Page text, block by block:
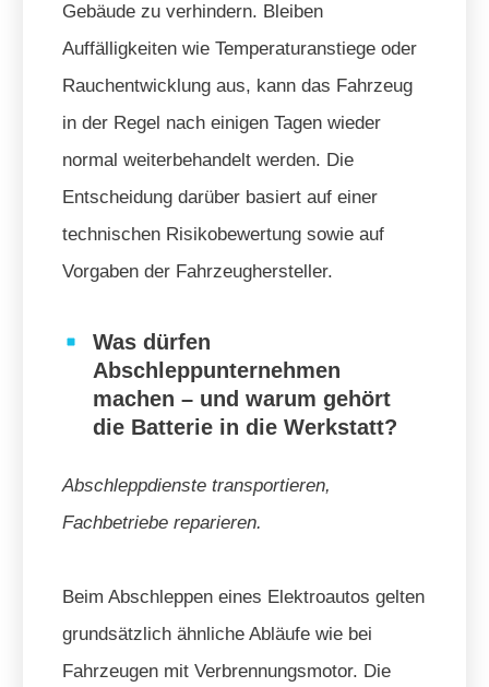
Gebäude zu verhindern. Bleiben
Auffälligkeiten wie Temperaturanstiege oder
Rauchentwicklung aus, kann das Fahrzeug
in der Regel nach einigen Tagen wieder
normal weiterbehandelt werden. Die
Entscheidung darüber basiert auf einer
technischen Risikobewertung sowie auf
Vorgaben der Fahrzeughersteller.
Was dürfen
Abschleppunternehmen
machen – und warum gehört
die Batterie in die Werkstatt?
Abschleppdienste transportieren,
Fachbetriebe reparieren.
Beim Abschleppen eines Elektroautos gelten
grundsätzlich ähnliche Abläufe wie bei
Fahrzeugen mit Verbrennungsmotor. Die